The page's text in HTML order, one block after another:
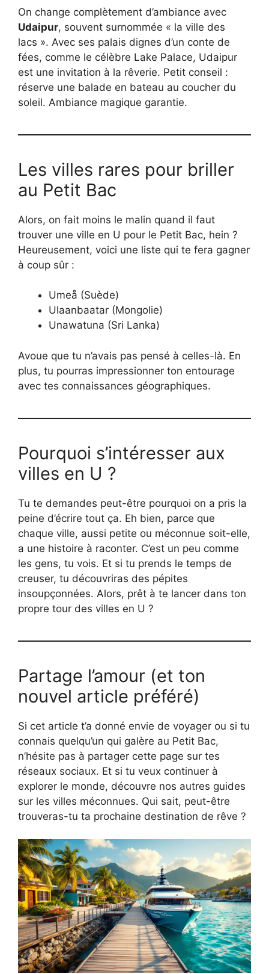
On change complètement d’ambiance avec
Udaipur, souvent surnommée « la ville des
lacs ». Avec ses palais dignes d’un conte de
fées, comme le célèbre Lake Palace, Udaipur
est une invitation à la rêverie. Petit conseil :
réserve une balade en bateau au coucher du
soleil. Ambiance magique garantie.
Les villes rares pour briller
au Petit Bac
Alors, on fait moins le malin quand il faut
trouver une ville en U pour le Petit Bac, hein ?
Heureusement, voici une liste qui te fera gagner
à coup sûr :
Umeå (Suède)
Ulaanbaatar (Mongolie)
Unawatuna (Sri Lanka)
Avoue que tu n’avais pas pensé à celles-là. En
plus, tu pourras impressionner ton entourage
avec tes connaissances géographiques.
Pourquoi s’intéresser aux
villes en U ?
Tu te demandes peut-être pourquoi on a pris la
peine d’écrire tout ça. Eh bien, parce que
chaque ville, aussi petite ou méconnue soit-elle,
a une histoire à raconter. C’est un peu comme
les gens, tu vois. Et si tu prends le temps de
creuser, tu découvriras des pépites
insoupçonnées. Alors, prêt à te lancer dans ton
propre tour des villes en U ?
Partage l’amour (et ton
nouvel article préféré)
Si cet article t’a donné envie de voyager ou si tu
connais quelqu’un qui galère au Petit Bac,
n’hésite pas à partager cette page sur tes
réseaux sociaux. Et si tu veux continuer à
explorer le monde, découvre nos autres guides
sur les villes méconnues. Qui sait, peut-être
trouveras-tu ta prochaine destination de rêve ?